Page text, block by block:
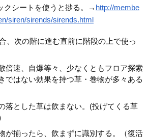
クシートを使うと捗る。→ http://membe
siren/sirends/sirends.html
、次の階に進む直前に階段の上で使っ
倍速、自爆等々、少なくともフロア探索
ではない効果を持つ草・巻物が多々ある
落とした草は飲まない。(投げてくる草
が揃ったら、飲まずに識別する。（復活